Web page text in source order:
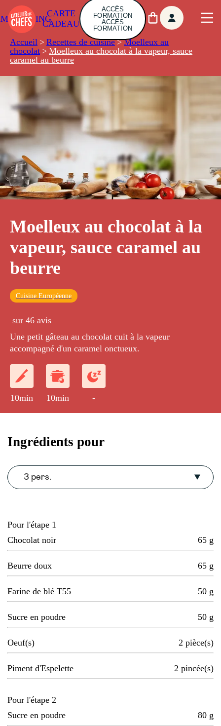
CARTE
CADEAU
ACCÈS
FORMATION
ACCÈS
FORMATION
Accueil > Recettes de cuisine > Moelleux au
chocolat > Moelleux au chocolat à la vapeur, sauce
caramel au beurre
Moelleux au chocolat à la
vapeur, sauce caramel au
beurre
Cuisine Européenne
sur 46 avis
Une petit gâteau au chocolat cuit à la vapeur
accompagné d'un caramel onctueux.
10min 10min -
Ingrédients pour
3 pers.
Pour l'étape 1
Chocolat noir
65 g
Beurre doux 65 g
Farine de blé T55 50 g
Sucre en poudre 50 g
Oeuf(s) 2 pièce(s)
Piment d'Espelette 2 pincée(s)
Pour l'étape 2
Sucre en poudre
80 g